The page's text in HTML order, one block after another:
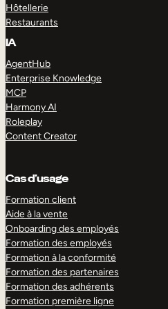
Hôtellerie
Restaurants
IA
AgentHub
Enterprise Knowledge
MCP
Harmony AI
Roleplay
Content Creator
Cas d’usage
Formation client
Aide à la vente
Onboarding des employés
Formation des employés
Formation à la conformité
Formation des partenaires
Formation des adhérents
Formation première ligne